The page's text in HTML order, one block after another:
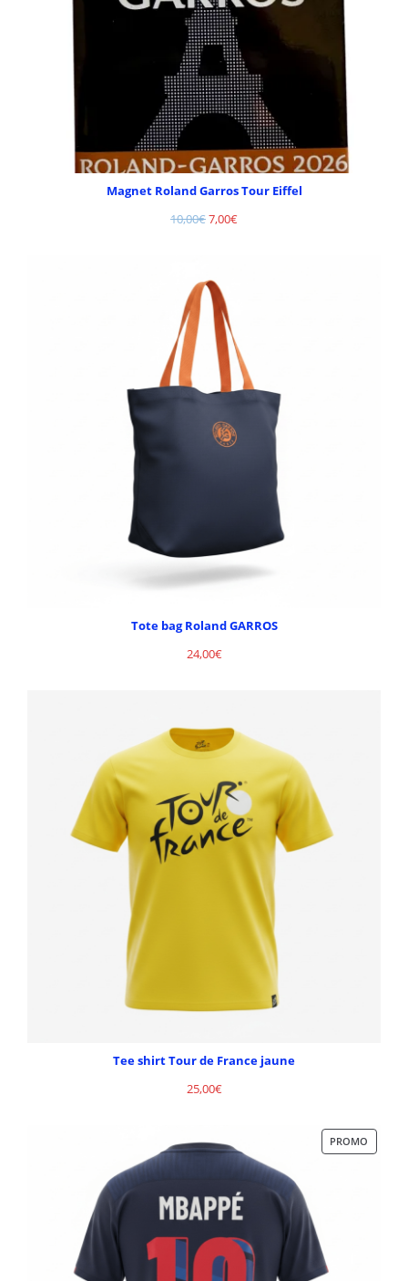
Magnet Roland Garros Tour Eiffel
10,00€7,00€
Tote bag Roland GARROS
24,00€
Tee shirt Tour de France jaune
25,00€
PROMO